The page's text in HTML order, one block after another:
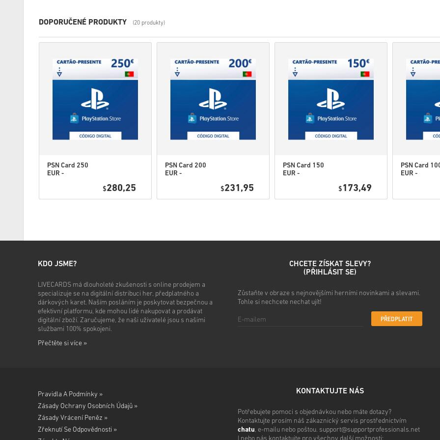
Podívej se na rychlý návod
• Kupujete pouze digitální
• Pokud narazíte na jakýkoli
našeho
Kontaktujte nás
• Tyto kódy ke stažení jsou
• Tyto kódy nemají datum
• Stahovatelný obsah nebo
• Pro některé produkty
DOPORUČENÉ PRODUKTY (20 produkty)
PSN Card 250
EUR -
Portugal
$280,25
PSN Card 200
EUR -
Portugal
$231,95
PSN Card 150
EUR -
Portugal
$ 173,49
PSN Card
EUR -
Portugal
KDO JSME?
LIVECARDS má dlouholeté zkušenosti s online prodejem a
specializuje se na digitální distribuci her, předplatného a
dárkových karet. Naším posláním je poskytovat bezpečnou a
efektivní platformu, kde mohou lidé nakupovat a prodávat
digitální zboží. Zaručujeme, že naši uživatelé jsou s našimi
službami 100% spokojeni.
Přečtěte si více »
CHCETE ZÍSKAT SLEVY?
(PŘIHLÁSIT SE)
Zůstaňte v obraze s nejnovějšími herními novinkami a slevami.
Tohle si nechcete nechat ujít!
PŘEDPLATIT
Pravidla A Podmínky »
Zásady Ochrany Osobních Údajů »
Zásady Vrácení Peněz »
Zřeknutí Se Odpovědnosti »
KONTAKTUJTE NÁS
Potřebujete pomoci s objednávkou nebo máte dotazy?
Kontaktujte prosím náš zákaznický servis prostřednictvím
chatu, e-mailu nebo poštou. support@supportprofessionals.net